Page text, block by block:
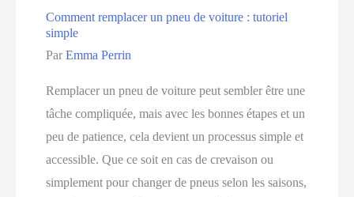
Comment remplacer un pneu de voiture : tutoriel
simple
ParEmma Perrin
Remplacer un pneu de voiture peut sembler être une
tâche compliquée, mais avec les bonnes étapes et un
peu de patience, cela devient un processus simple et
accessible. Que ce soit en cas de crevaison ou
simplement pour changer de pneus selon les saisons,